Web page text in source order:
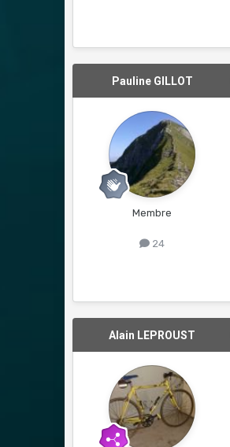
Pauline GILLOT
Membre
24
Alain LEPROUST